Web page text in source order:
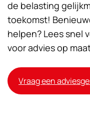
de belasting
toekomst!
helpen? Lees snel
voor advies op
Vraag een